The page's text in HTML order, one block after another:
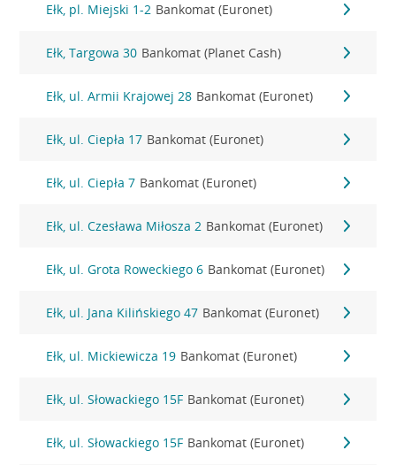
Ełk, pl. Miejski 1-2 Bankomat (Euronet)
Ełk, Targowa 30 Bankomat (Planet Cash)
Ełk, ul. Armii Krajowej 28 Bankomat (Euronet)
Ełk, ul. Ciepła 17 Bankomat (Euronet)
Ełk, ul. Ciepła 7 Bankomat (Euronet)
Ełk, ul. Czesława Miłosza 2 Bankomat (Euronet)
Ełk, ul. Grota Roweckiego 6 Bankomat (Euronet)
Ełk, ul. Jana Kilińskiego 47 Bankomat (Euronet)
Ełk, ul. Mickiewicza 19 Bankomat (Euronet)
Ełk, ul. Słowackiego 15F Bankomat (Euronet)
Ełk, ul. Słowackiego 15F Bankomat (Euronet)